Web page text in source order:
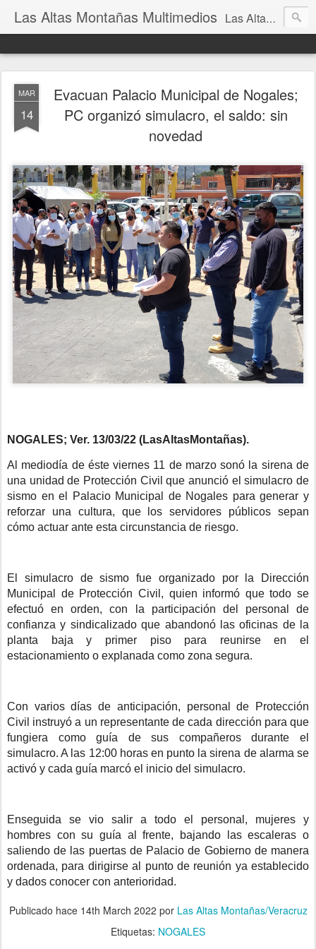
Las Altas Montañas Multimedios Las Altas Montañas Multimedios
MAR
14
Evacuan Palacio Municipal de Nogales;
PC organizó simulacro, el saldo: sin
novedad
NOGALES; Ver. 13/03/22 (LasAltasMontañas).
Al mediodía de éste viernes 11 de marzo sonó la sirena de
una unidad de Protección Civil que anunció el simulacro de
sismo en el Palacio Municipal de Nogales para generar y
reforzar una cultura, que los servidores públicos sepan
cómo actuar ante esta circunstancia de riesgo.
El simulacro de sismo fue organizado por la Dirección
Municipal de Protección Civil, quien informó que todo se
efectuó en orden, con la participación del personal de
confianza y sindicalizado que abandonó las oficinas de la
planta baja y primer piso para reunirse en el
estacionamiento o explanada como zona segura.
Con varios días de anticipación, personal de Protección
Civil instruyó a un representante de cada dirección para que
fungiera como guía de sus compañeros durante el
simulacro. A las 12:00 horas en punto la sirena de alarma se
activó y cada guía marcó el inicio del simulacro.
Enseguida se vio salir a todo el personal, mujeres y
hombres con su guía al frente, bajando las escaleras o
saliendo de las puertas de Palacio de Gobierno de manera
ordenada, para dirigirse al punto de reunión ya establecido
y dados conocer con anterioridad.
Publicado hace 14th March 2022 por Las Altas Montañas/Veracruz
Etiquetas: NOGALES